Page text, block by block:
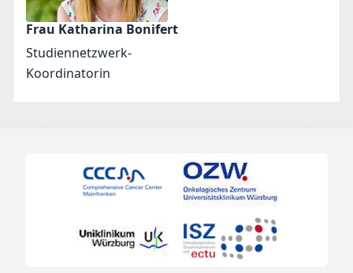
Frau Katharina Bonifert
Studiennetzwerk-
Koordinatorin